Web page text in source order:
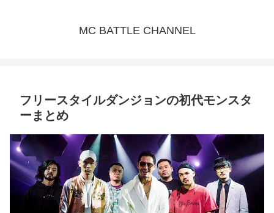
MC BATTLE CHANNEL
フリースタイルダンジョンの初代モンスタ
ーまとめ